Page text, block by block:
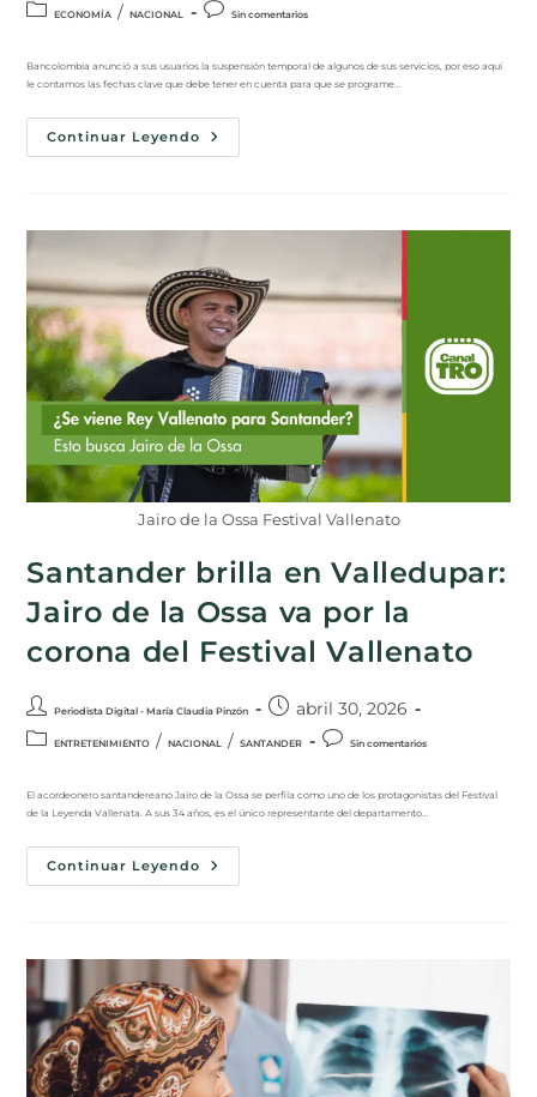
ECONOMÍA / NACIONAL Sin comentarios
Bancolombia anunció a sus usuarios la suspensión temporal de algunos de sus servicios, por eso aquí
le contamos las fechas clave que debe tener en cuenta para que se programe…
Continuar Leyendo
Jairo de la Ossa Festival Vallenato
Santander brilla en Valledupar:
Jairo de la Ossa va por la
corona del Festival Vallenato
Periodista Digital - María Claudia Pinzón abril 30, 2026
ENTRETENIMIENTO / NACIONAL / SANTANDER Sin comentarios
El acordeonero santandereano Jairo de la Ossa se perfila como uno de los protagonistas del Festival
de la Leyenda Vallenata. A sus 34 años, es el único representante del departamento…
Continuar Leyendo